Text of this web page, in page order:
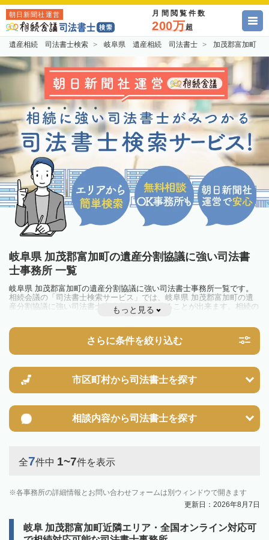
朝日新聞社運営 月間閲覧件数
200万超
遺産相続 司法書士検索 岐阜県 遺産相続 司法書士 加茂郡富加町
岐阜県 加茂郡富加町の遺産分割協議に強い司法書
士事務所 一覧
岐阜県 加茂郡富加町の遺産分割協議に強い司法書士事務所一覧です。
相続会議の「司法書士検索サービス」では、岐阜県 加茂郡富加町の遺
産分割協議に強い司法書士事務所を一覧で見ることが出来ます。相続の
トラブルやお悩みを抱えている方は一度近隣の司法書士に相談してみま
もっと見る
さらに条件を絞り込む
市区町村から司法書士を探す
相談内容から司法書士を探す
全7件中 1~7件を表示
各事務所の詳細情報とお問い合わせフォームは別ウィンドウで開きます
更新日：2026年8月7日
岐阜 加茂郡富加町近隣エリア・全国オンライン対応可